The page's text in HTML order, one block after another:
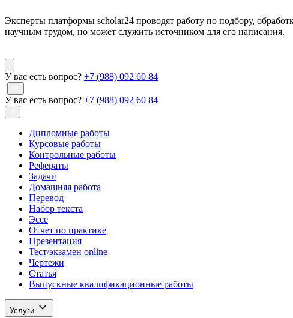
Эксперты платформы scholar24 проводят работу по подбору,
научным трудом, но может служить источником для его написания.
У вас есть вопрос? +7 (988) 092 60 84
У вас есть вопрос? +7 (988) 092 60 84
Дипломные работы
Курсовые работы
Контрольные работы
Рефераты
Задачи
Домашняя работа
Перевод
Набор текста
Эссе
Отчет по практике
Презентация
Тест/экзамен online
Чертежи
Статья
Выпускные квалификационные работы
Услуги